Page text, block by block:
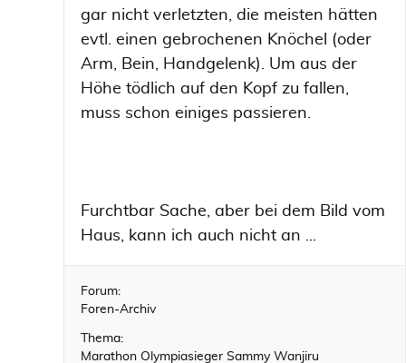
gar nicht verletzten, die meisten hätten
evtl. einen gebrochenen Knöchel (oder
Arm, Bein, Handgelenk). Um aus der
Höhe tödlich auf den Kopf zu fallen,
muss schon einiges passieren.
Furchtbar Sache, aber bei dem Bild vom
Haus, kann ich auch nicht an ...
Forum:
Foren-Archiv
Thema:
Marathon Olympiasieger Sammy Wanjiru